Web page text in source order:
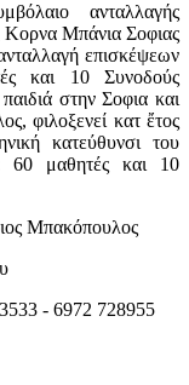
ανταλλαγής
Κορνα Μπάνια Σοφιας
επισκέψεων
και 10 Συνοδούς
στην Σοφια και
φιλοξενεί κατ ἔτος
κατεύθυνσι του
60 μαθητές και 10
Μπακόπουλος
- 6972 728955